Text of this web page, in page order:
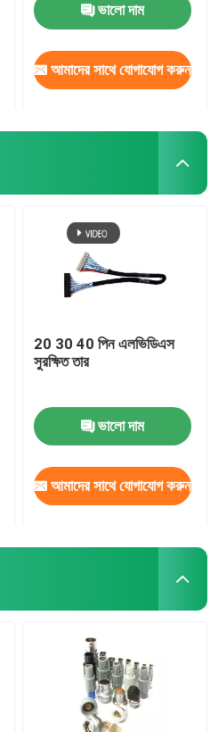
ভালো দাম
আমাদের সাথে যোগাযোগ করুন
20 30 40 পিন এলভিডিএস
সুরক্ষিত তার
ভালো দাম
আমাদের সাথে যোগাযোগ করুন